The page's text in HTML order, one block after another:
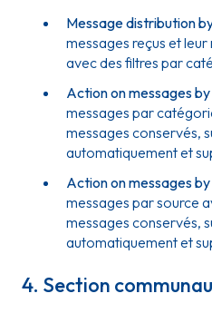
Message distribution
messages reçus et
avec des filtres par
Action on messages
messages par
messages conservés,
automatiquement et
Action on messages
messages par source
messages conservés,
automatiquement et
4. Section